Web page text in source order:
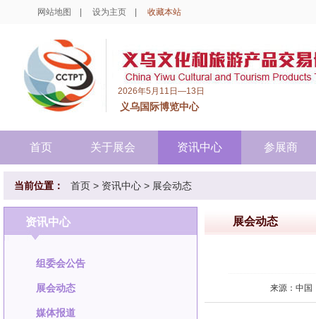
网站地图 设为主页 收藏本站
2026年5月11日—13日
义乌国际博览中心
首页 关于展会 资讯中心 参展商
当前位置： 首页 > 资讯中心 > 展会动态
资讯中心
组委会公告
展会动态
媒体报道
展会动态
来源：中国